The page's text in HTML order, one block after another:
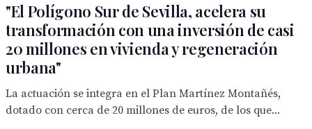
"El Polígono Sur de Sevilla, acelera su
transformación con una inversión de casi
20 millones en vivienda y regeneración
urbana"
La actuación se integra en el Plan Martínez Montañés,
dotado con cerca de 20 millones de euros, de los que...